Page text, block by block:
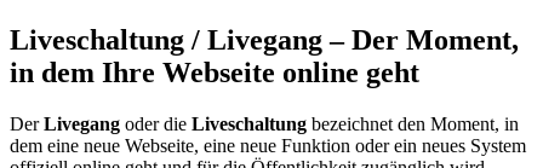
Liveschaltung / Livegang – Der Moment,
in dem Ihre Webseite online geht
DerLivegang oder die Liveschaltung bezeichnet den Moment, in
dem eine neue Webseite, eine neue Funktion oder ein neues System